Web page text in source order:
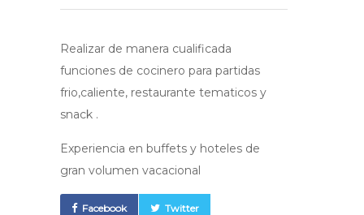
Realizar de manera cualificada
funciones de cocinero para partidas
frio,caliente, restaurante tematicos y
snack .
Experiencia en buffets y hoteles de
gran volumen vacacional
Facebook Twitter